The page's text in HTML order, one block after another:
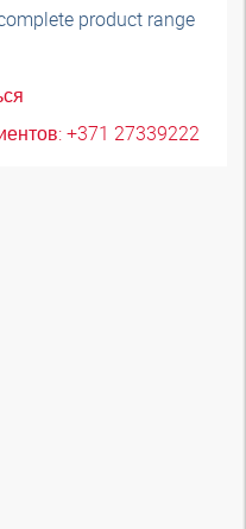
product range
+371 27339222